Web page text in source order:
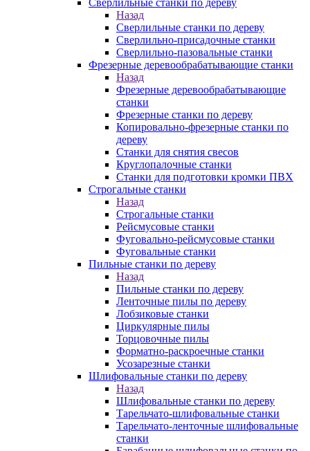
Сверлильные станки по дереву
Назад
Сверлильные станки по дереву
Сверлильно-присадочные станки
Сверлильно-пазовальные станки
Фрезерные деревообрабатывающие станки
Назад
Фрезерные деревообрабатывающие
станки
Фрезерные станки по дереву
Копировально-фрезерные станки по
дереву
Станки для снятия свесов
Круглопалочные станки
Станки для подготовки кромки ПВХ
Строгальные станки
Назад
Строгальные станки
Рейсмусовые станки
Фуговально-рейсмусовые станки
Фуговальные станки
Пильные станки по дереву
Назад
Пильные станки по дереву
Ленточные пилы по дереву
Лобзиковые станки
Циркулярные пилы
Торцовочные пилы
Форматно-раскроечные станки
Усозарезные станки
Шлифовальные станки по дереву
Назад
Шлифовальные станки по дереву
Тарельчато-шлифовальные станки
Тарельчато-ленточные шлифовальные
станки